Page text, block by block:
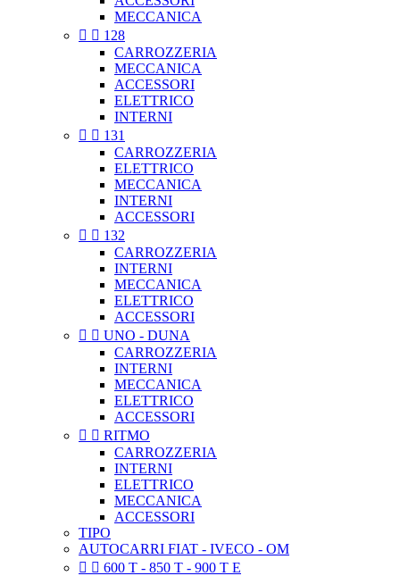
MECCANICA
  128
CARROZZERIA
MECCANICA
ACCESSORI
ELETTRICO
INTERNI
  131
CARROZZERIA
ELETTRICO
MECCANICA
INTERNI
ACCESSORI
  132
CARROZZERIA
INTERNI
MECCANICA
ELETTRICO
ACCESSORI
  UNO - DUNA
CARROZZERIA
INTERNI
MECCANICA
ELETTRICO
ACCESSORI
  RITMO
CARROZZERIA
INTERNI
ELETTRICO
MECCANICA
ACCESSORI
TIPO
AUTOCARRI FIAT - IVECO - OM
  600 T - 850 T - 900 T E